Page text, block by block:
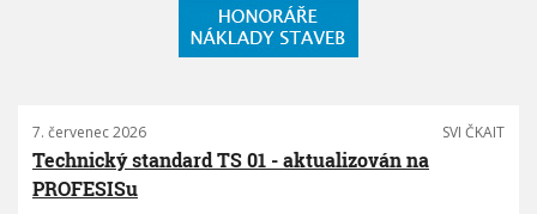
7. červenec 2026 SVI ČKAIT
Technický standard TS 01 - aktualizován na
PROFESISu